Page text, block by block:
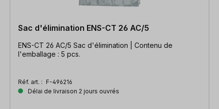
Sac d'élimination ENS-CT 26 AC/5
ENS-CT 26 AC/5 Sac d'élimination | Contenu de
l'emballage : 5 pcs.
Réf. art. : F-496216
Délai de livraison 2 jours ouvrés